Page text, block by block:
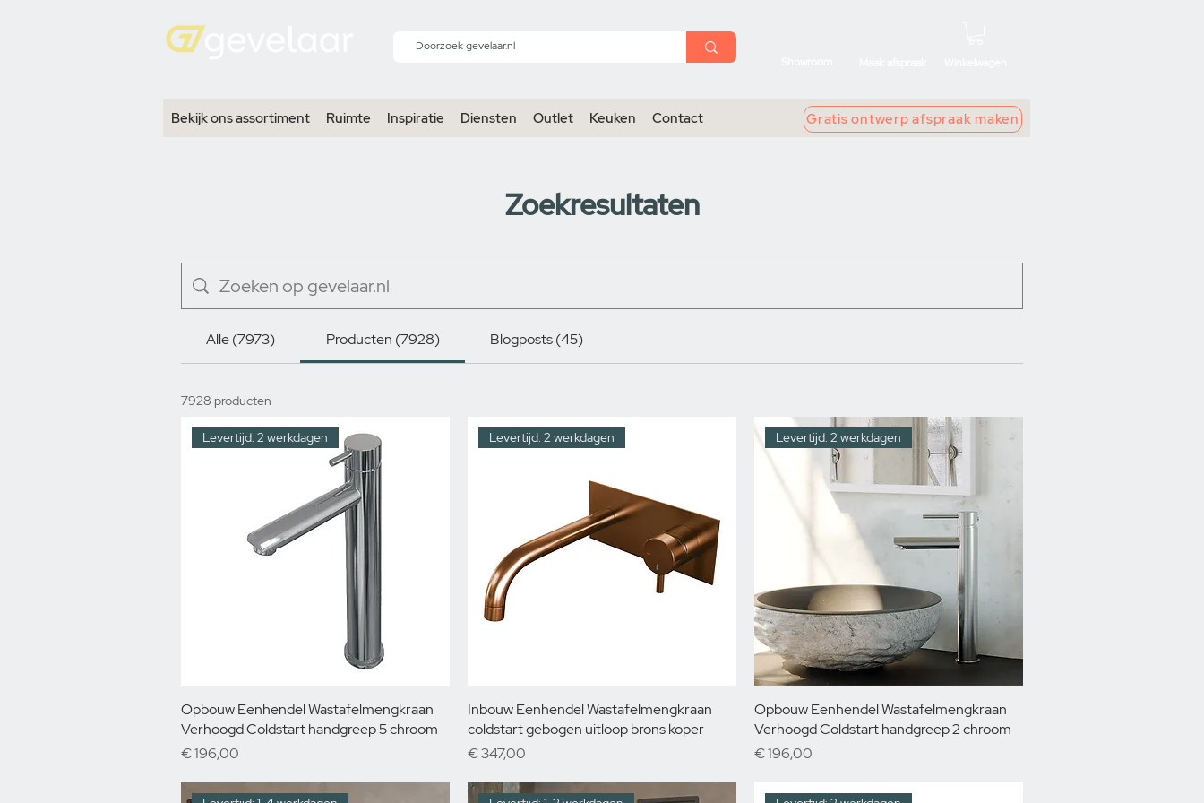
menu
Bekijk ons assortiment Ruimte Inspiratie Diensten Outlet Keuken Contact Gratis ontwerp afspraak maken
Zoekresultaten
Alle (7973) Producten (7928) Blogposts (45)
7928 producten
Levertijd: 2 werkdagen
Opbouw Eenhendel Wastafelmengkraan
Verhoogd Coldstart handgreep 5 chroom
Prijs
€ 196,00
Levertijd: 2 werkdagen
Inbouw Eenhendel Wastafelmengkraan
coldstart gebogen uitloop brons koper
Prijs
€ 347,00
Levertijd: 2 werkdagen
Opbouw Eenhendel Wastafelmengkraan
Verhoogd Coldstart handgreep 2 chroom
Prijs
€ 196,00